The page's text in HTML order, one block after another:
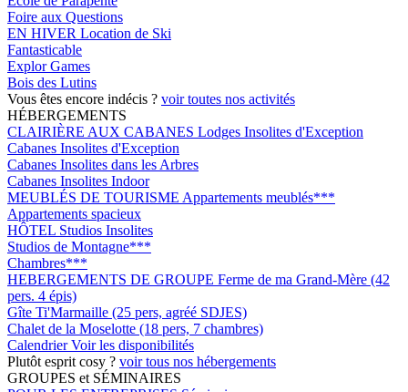
Foire aux Questions
EN HIVER Location de Ski
Fantasticable
Explor Games
Bois des Lutins
Vous êtes encore indécis ? voir toutes nos activités
HÉBERGEMENTS
CLAIRIÈRE AUX CABANES Lodges Insolites d'Exception
Cabanes Insolites d'Exception
Cabanes Insolites dans les Arbres
Cabanes Insolites Indoor
MEUBLÉS DE TOURISME Appartements meublés***
Appartements spacieux
HÔTEL Studios Insolites
Studios de Montagne***
Chambres***
HEBERGEMENTS DE GROUPE Ferme de ma Grand-Mère (42
pers. 4 épis)
Gîte Ti'Marmaille (25 pers, agréé SDJES)
Chalet de la Moselotte (18 pers, 7 chambres)
CalendrierVoir les disponibilités
Plutôt esprit cosy ? voir tous nos hébergements
GROUPES et SÉMINAIRES